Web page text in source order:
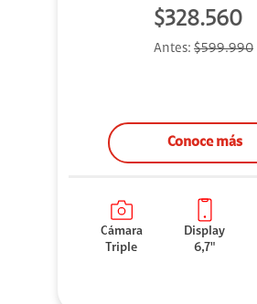
$328.560
Antes: $599.990
Conoce más
Cámara
Triple
Display
6,7"